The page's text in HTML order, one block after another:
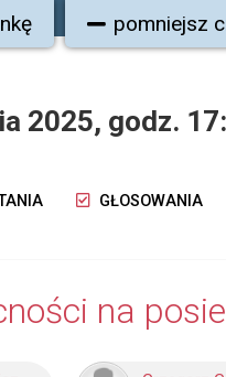
pomniejsz
2025, godz.
GŁOSOWANIA
na